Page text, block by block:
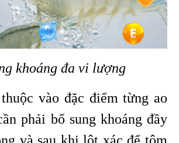
khoáng đa vi lượng
vào đặc điểm từng ao
phải bổ sung khoáng đầy
và sau khi lột xác để tôm